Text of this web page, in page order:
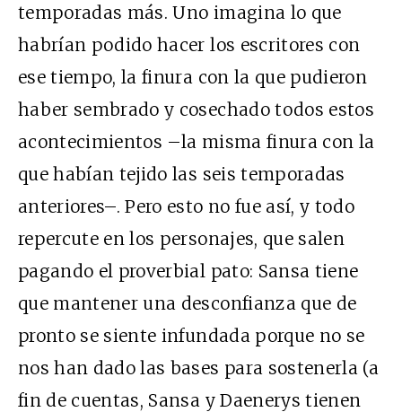
temporadas más. Uno imagina lo que
habrían podido hacer los escritores con
ese tiempo, la finura con la que pudieron
haber sembrado y cosechado todos estos
acontecimientos –la misma finura con la
que habían tejido las seis temporadas
anteriores–. Pero esto no fue así, y todo
repercute en los personajes, que salen
pagando el proverbial pato: Sansa tiene
que mantener una desconfianza que de
pronto se siente infundada porque no se
nos han dado las bases para sostenerla (a
fin de cuentas, Sansa y Daenerys tienen